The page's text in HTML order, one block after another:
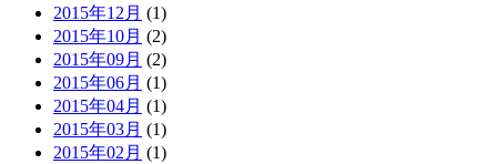
2015年12月 (1)
2015年10月 (2)
2015年09月 (2)
2015年06月 (1)
2015年04月 (1)
2015年03月 (1)
2015年02月 (1)